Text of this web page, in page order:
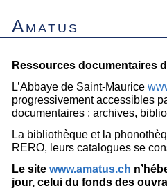
Amatus
Ressources documentaires
L’Abbaye de Saint-Maurice
progressivement accessibles
documentaires : archives,
La bibliothèque et la
RERO, leurs catalogues se
Le site www.amatus.ch
jour, celui du fonds des